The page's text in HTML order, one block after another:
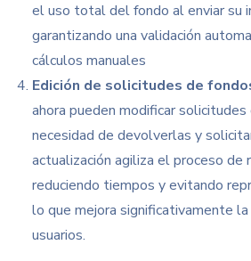
el uso total del fondo al enviar su
garantizando una validación
cálculos manuales
Edición de solicitudes de
ahora pueden modificar
necesidad de devolverlas y
actualización agiliza el proceso de
reduciendo tiempos y evitando
lo que mejora significativamente
usuarios.